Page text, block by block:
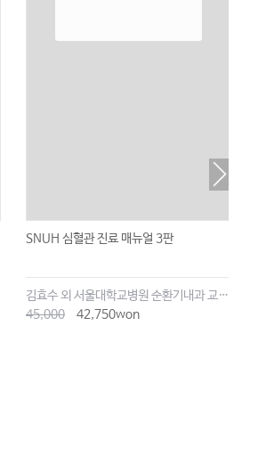
SNUH 심혈관 진료 매뉴얼 3판
김효수 외 서울대학교병원 순환기내과 교수진
45,000
42,750won